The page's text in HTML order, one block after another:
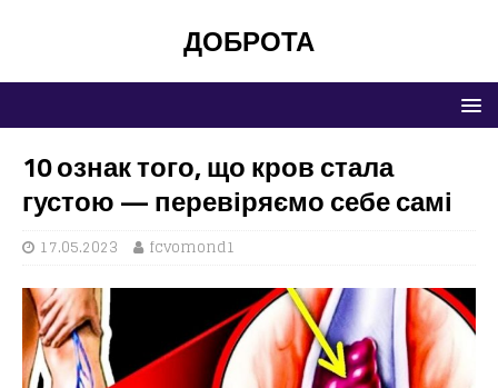
ДОБРОТА
10 ознак того, що кров стала
густою — перевіряємо себе самі
17.05.2023 fcvomond1